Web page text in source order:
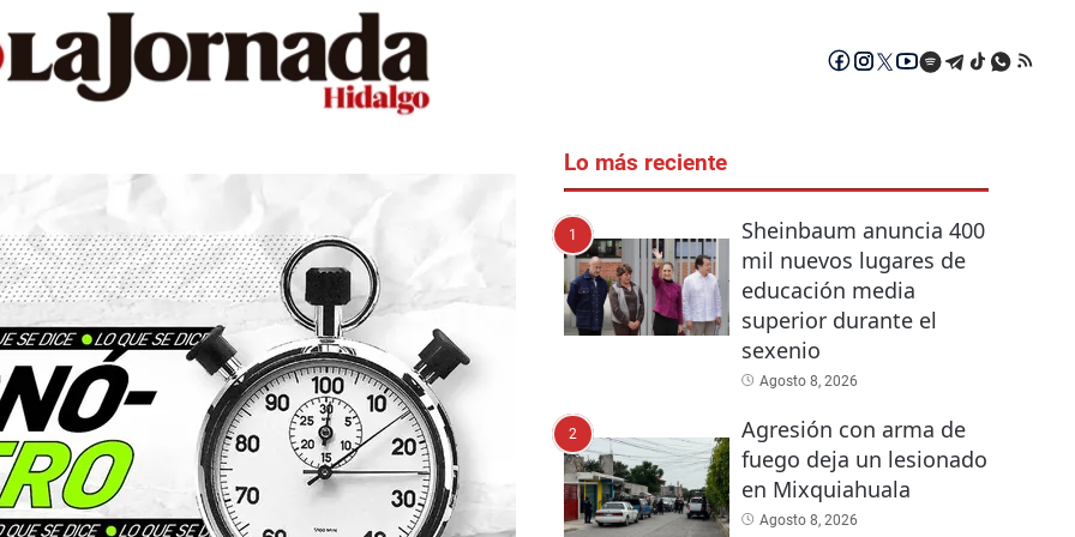
Lo más reciente
1
Sheinbaum anuncia 400
mil nuevos lugares de
educación media
superior durante el
sexenio
Agosto 8, 2026
2
Agresión con arma de
fuego deja un lesionado
en Mixquiahuala
Agosto 8, 2026